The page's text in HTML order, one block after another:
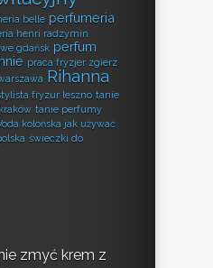
belle perfumeria
henri radzymin
gdańsk perfum
praca fryzjer zgierz
Rihanna
fryzur leszno tanie
tanie perfumy
kolońska jak używać
świeczki do
zmyć krem z